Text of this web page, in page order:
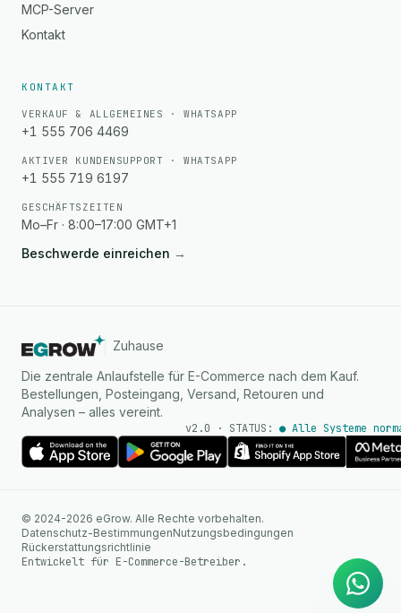
MCP-Server
Kontakt
KONTAKT
VERKAUF & ALLGEMEINES · WHATSAPP
+1 555 706 4469
AKTIVER KUNDENSUPPORT · WHATSAPP
+1 555 719 6197
GESCHÄFTSZEITEN
Mo–Fr · 8:00–17:00 GMT+1
Beschwerde einreichen →
Zuhause
Die zentrale Anlaufstelle für E-Commerce nach dem Kauf.
Bestellungen, Posteingang, Versand, Retouren und
Analysen – alles vereint.
v2.0 · STATUS: ● Alle Systeme
© 2024-2026 eGrow. Alle Rechte vorbehalten.
Datenschutz-BestimmungenNutzungsbedingungen
Rückerstattungsrichtlinie
Entwickelt für E-Commerce-Betreiber.
Sofortige Antworten auf
WhatsApp